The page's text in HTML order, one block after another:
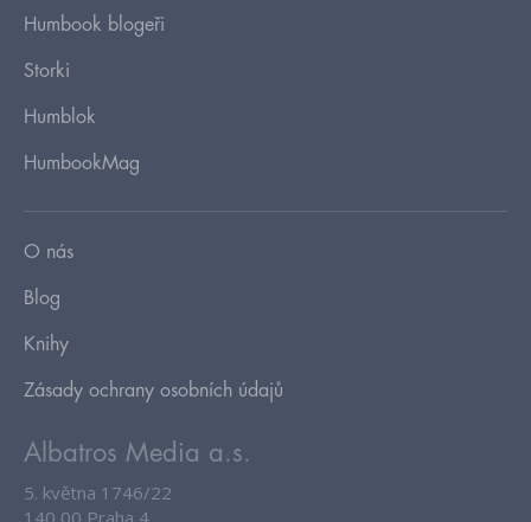
Humbook blogeři
Storki
Humblok
HumbookMag
O nás
Blog
Knihy
Zásady ochrany osobních údajů
Albatros Media a.s.
5. května 1746/22
140 00 Praha 4